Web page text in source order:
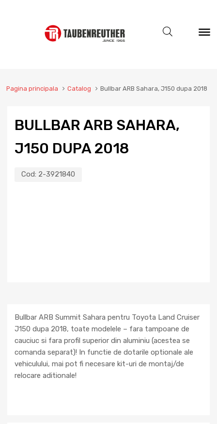
Pagina principala Catalog Bullbar ARB Sahara, J150 dupa 2018
BULLBAR ARB SAHARA,
J150 DUPA 2018
Cod: 2-3921840
Bullbar ARB Summit Sahara pentru Toyota Land Cruiser
J150 dupa 2018, toate modelele – fara tampoane de
cauciuc si fara profil superior din aluminiu (acestea se
comanda separat)! In functie de dotarile optionale ale
vehiculului, mai pot fi necesare kit-uri de montaj/de
relocare aditionale!